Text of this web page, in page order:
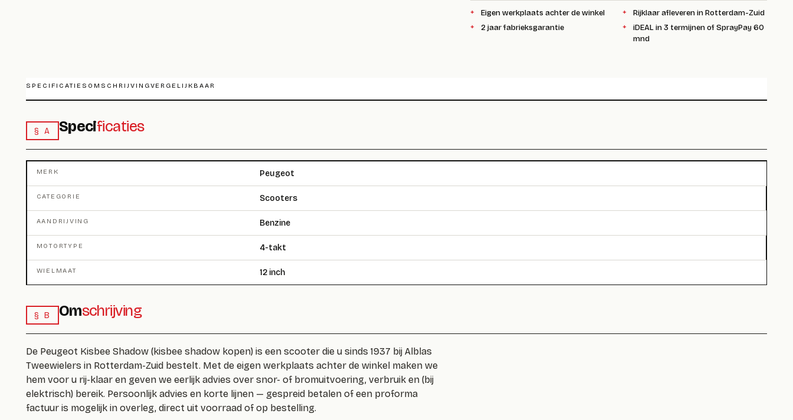
Eigen werkplaats achter de winkel
Rijklaar afleveren in Rotterdam-Zuid
2 jaar fabrieksgarantie
iDEAL in 3 termijnen of SprayPay 60
mnd
SPECIFICATIES OMSCHRIJVINGVERGELIJKBAAR
§ A Specificaties
MERK Peugeot
CATEGORIE Scooters
AANDRIJVING Benzine
MOTORTYPE 4-takt
WIELMAAT 12 inch
§ B Omschrijving
De Peugeot Kisbee Shadow (kisbee shadow kopen) is een scooter die u sinds 1937 bij Alblas
Tweewielers in Rotterdam-Zuid bestelt. Met de eigen werkplaats achter de winkel maken we
hem voor u rij-klaar en geven we eerlijk advies over snor- of bromuitvoering, verbruik en (bij
elektrisch) bereik. Persoonlijk advies en korte lijnen — gespreid betalen of een proforma
factuur is mogelijk in overleg, direct uit voorraad of op bestelling.